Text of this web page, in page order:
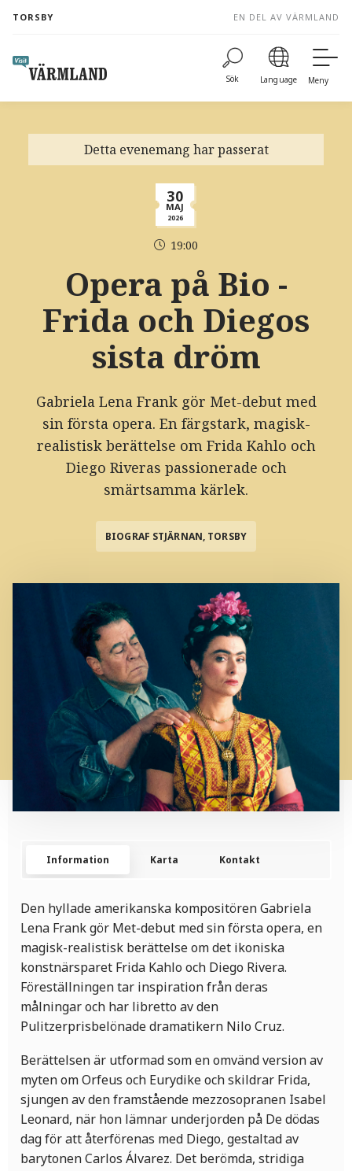
content
TORSBY EN DEL AV VÄRMLAND
Sök Language Meny
Detta evenemang har passerat
30
MAJ
2026
19:00
Opera på Bio -
Frida och Diegos
sista dröm
Gabriela Lena Frank gör Met-debut med
sin första opera. En färgstark, magisk-
realistisk berättelse om Frida Kahlo och
Diego Riveras passionerade och
smärtsamma kärlek.
BIOGRAF STJÄRNAN, TORSBY
Information Karta Kontakt
Den hyllade amerikanska kompositören Gabriela
Lena Frank gör Met-debut med sin första opera, en
magisk-realistisk berättelse om det ikoniska
konstnärsparet Frida Kahlo och Diego Rivera.
Föreställningen tar inspiration från deras
målningar och har libretto av den
Pulitzerprisbelönade dramatikern Nilo Cruz.
Berättelsen är utformad som en omvänd version av
myten om Orfeus och Eurydike och skildrar Frida,
sjungen av den framstående mezzosopranen Isabel
Leonard, när hon lämnar underjorden på De dödas
dag för att återförenas med Diego, gestaltad av
barytonen Carlos Álvarez. Det berömda, stridiga